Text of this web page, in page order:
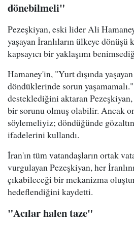
dönebilmeli"
Pezeşkiyan, eski lider Ali
yaşayan İranlıların ülkeye dönüşü
kapsayıcı bir yaklaşımı
Hamaney'in, "Yurt dışında
döndüklerinde sorun
desteklediğini aktaran
bir sorunu olmuş olabilir. Ancak
söylemeliyiz; döndüğünde
ifadelerini kullandı.
İran'ın tüm vatandaşların ortak
vurgulayan Pezeşkiyan, her
çıkabileceği bir mekanizma
hedeflendiğini kaydetti.
"Acılar halen taze"